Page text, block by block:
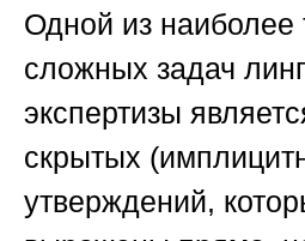
Одной из наиболее
сложных задач
экспертизы
скрытых
утверждений,